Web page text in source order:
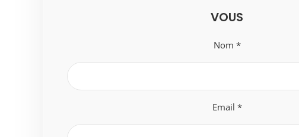
VOUS
Nom *
Email *